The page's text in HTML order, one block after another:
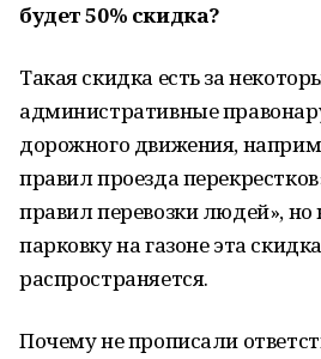
будет 50% скидка?
Такая скидка есть за
административные
дорожного движения,
правил проезда
правил перевозки людей»,
парковку на газоне эта
распространяется.
Почему не прописали